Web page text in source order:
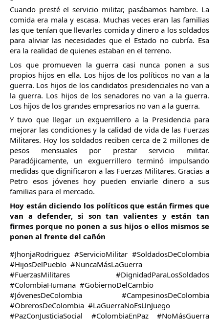
Cuando presté el servicio militar, pasábamos hambre. La
comida era mala y escasa. Muchas veces eran las familias
las que tenían que llevarles comida y dinero a los soldados
para aliviar las necesidades que el Estado no cubría. Esa
era la realidad de quienes estaban en el terreno.
Los que promueven la guerra casi nunca ponen a sus
propios hijos en ella. Los hijos de los políticos no van a la
guerra. Los hijos de los candidatos presidenciales no van a
la guerra. Los hijos de los senadores no van a la guerra.
Los hijos de los grandes empresarios no van a la guerra.
Y tuvo que llegar un exguerrillero a la Presidencia para
mejorar las condiciones y la calidad de vida de las Fuerzas
Militares. Hoy los soldados reciben cerca de 2 millones de
pesos mensuales por prestar servicio militar.
Paradójicamente, un exguerrillero terminó impulsando
medidas que dignificaron a las Fuerzas Militares. Gracias a
Petro esos jóvenes hoy pueden enviarle dinero a sus
familias para el mercado.
Hoy están diciendo los políticos que están firmes que
van a defender, si son tan valientes y están tan
firmes porque no ponen a sus hijos o ellos mismos se
ponen al frente del cañón
#JhonjaRodriguez  #ServicioMilitar  #SoldadosDeColombia
#HijosDelPueblo  #NuncaMásLaGuerra
#FuerzasMilitares  #DignidadParaLosSoldados
#ColombiaHumana  #GobiernoDelCambio
#JóvenesDeColombia  #CampesinosDeColombia
#ObrerosDeColombia  #LaGuerraNoEsUnJuego